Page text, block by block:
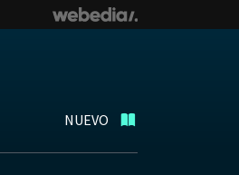
NUEVO